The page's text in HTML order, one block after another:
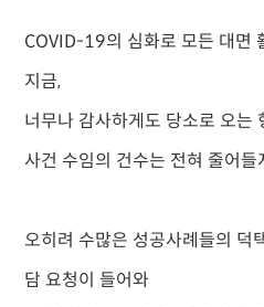
COVID-19의 심화로 모든 대면
지금,
너무나 감사하게도 당소로 오는
사건 수임의 건수는 전혀 줄어들
오히려 수많은 성공사례들의 덕
담 요청이 들어와